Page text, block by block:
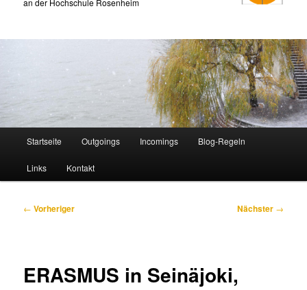
an der Hochschule Rosenheim
Startseite Outgoings Incomings Blog-Regeln
Links Kontakt
Beitragsnavigation
← Vorheriger Nächster →
ERASMUS in Seinäjoki,